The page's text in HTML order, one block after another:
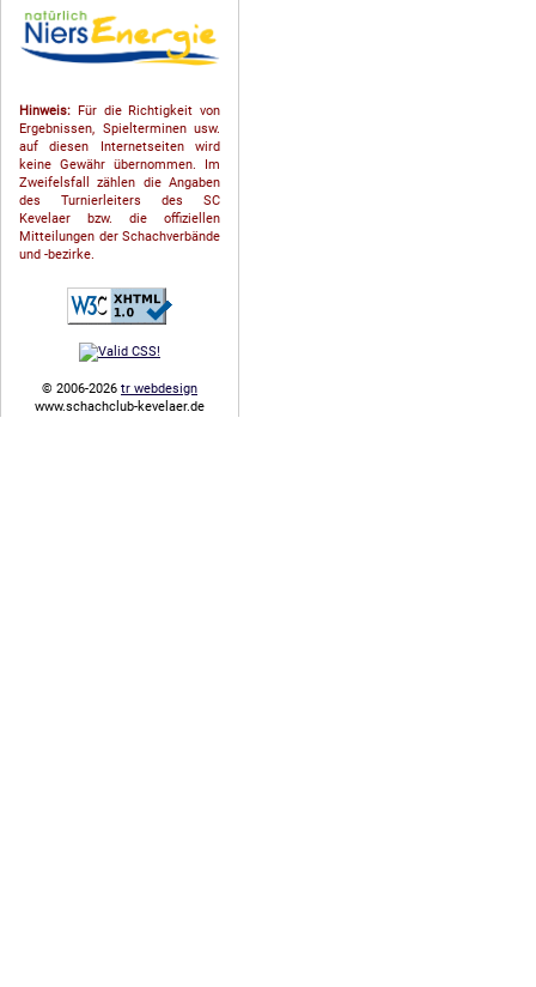
Hinweis: Für die Richtigkeit von
Ergebnissen, Spielterminen usw.
auf diesen Internetseiten wird
keine Gewähr übernommen. Im
Zweifelsfall zählen die Angaben
des Turnierleiters des SC
Kevelaer bzw. die offiziellen
Mitteilungen der Schach­ver­bände
und -bezirke.
© 2006-2026 tr webdesign
www.schachclub-kevelaer.de